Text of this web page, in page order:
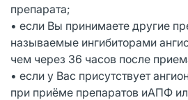
препарата;
• если Вы принимаете другие
называемые ингибиторами
чем через 36 часов после
• если у Вас присутствует
при приёме препаратов иАПФ